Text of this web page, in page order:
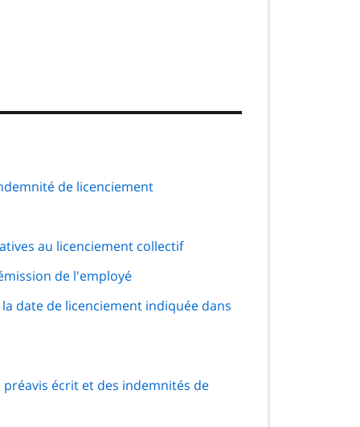
de licenciement
au licenciement collectif
de l'employé
date de licenciement indiquée dans
écrit et des indemnités de